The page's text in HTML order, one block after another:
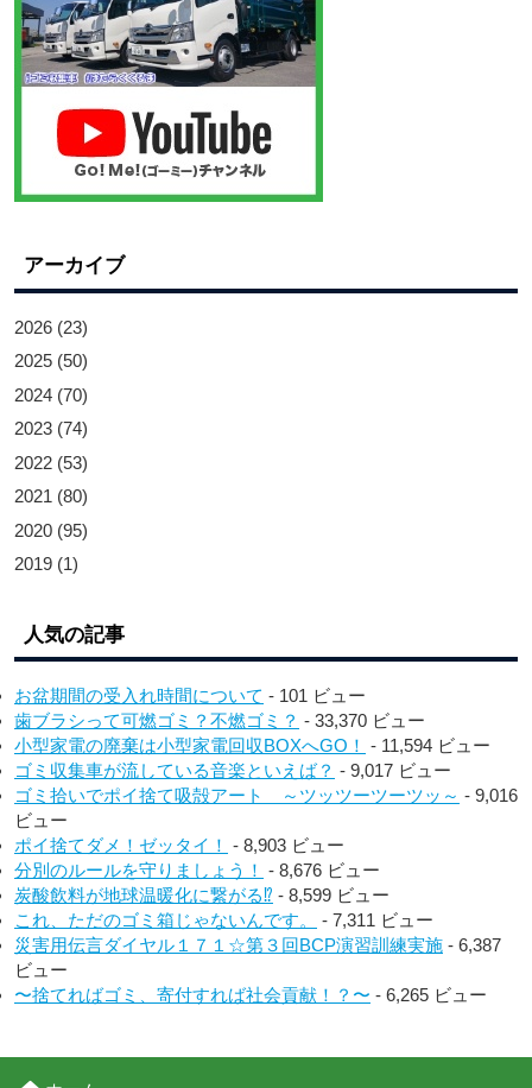
アーカイブ
2026 (23)
2025 (50)
2024 (70)
2023 (74)
2022 (53)
2021 (80)
2020 (95)
2019 (1)
人気の記事
お盆期間の受入れ時間について - 101 ビュー
歯ブラシって可燃ゴミ？不燃ゴミ？ - 33,370 ビュー
小型家電の廃棄は小型家電回収BOXへGO！ - 11,594 ビュー
ゴミ収集車が流している音楽といえば？ - 9,017 ビュー
ゴミ拾いでポイ捨て吸殻アート ～ツッツーツーツッ～ - 9,016
ビュー
ポイ捨てダメ！ゼッタイ！ - 8,903 ビュー
分別のルールを守りましょう！ - 8,676 ビュー
炭酸飲料が地球温暖化に繋がる⁉︎ - 8,599 ビュー
これ、ただのゴミ箱じゃないんです。
- 7,311 ビュー
災害用伝言ダイヤル１７１☆第３回BCP演習訓練実施 - 6,387
ビュー
〜捨てればゴミ、寄付すれば社会貢献！？〜 - 6,265 ビュー